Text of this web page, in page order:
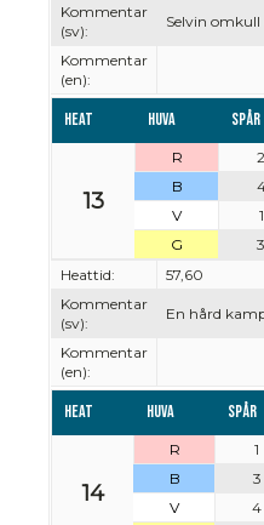
Kommentar
(sv):
Selvin
Kommentar
(en):
Heat Huva Spår
13
R 2
B
V
1
G
3
Heattid:
57,60
Kommentar
(sv):
En hård
Kommentar
(en):
Heat Huva Spår
14
R 1
B
3
V
4